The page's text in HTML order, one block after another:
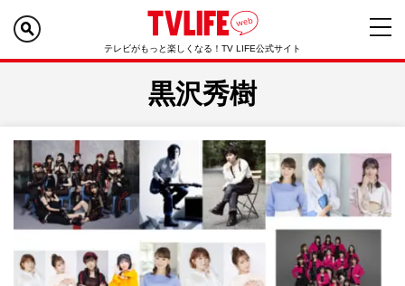
テレビがもっと楽しくなる！TV LIFE公式サイト
黒沢秀樹